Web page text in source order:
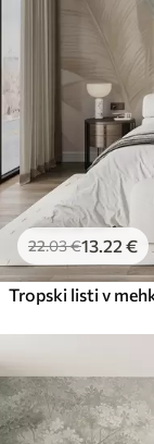
22.03€13 .22 €